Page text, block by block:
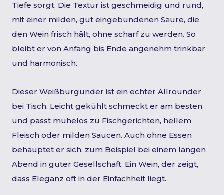
Tiefe sorgt. Die Textur ist geschmeidig und rund,
mit einer milden, gut eingebundenen Säure, die
den Wein frisch hält, ohne scharf zu werden. So
bleibt er von Anfang bis Ende angenehm trinkbar
und harmonisch.
Dieser Weißburgunder ist ein echter Allrounder
bei Tisch. Leicht gekühlt schmeckt er am besten
und passt mühelos zu Fischgerichten, hellem
Fleisch oder milden Saucen. Auch ohne Essen
behauptet er sich, zum Beispiel bei einem langen
Abend in guter Gesellschaft. Ein Wein, der zeigt,
dass Eleganz oft in der Einfachheit liegt.